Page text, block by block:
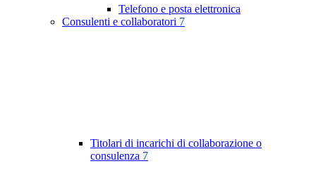
Telefono e posta elettronica
Consulenti e collaboratori 7
Titolari di incarichi di collaborazione o
consulenza 7